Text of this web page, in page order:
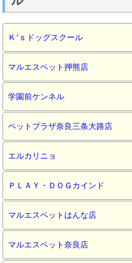
Ｋ’ｓドッグスクール
マルエスペット押熊店
学園前ケンネル
ペットプラザ奈良三条大路店
エルカリニョ
ＰＬＡＹ・ＤＯＧカインド
マルエスペットはんな店
マルエスペット奈良店